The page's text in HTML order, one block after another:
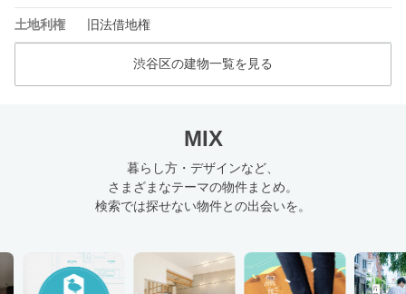
土地利権 旧法借地権
渋谷区の建物一覧を見る
MIX
暮らし方・デザインなど、
さまざまなテーマの物件まとめ。
検索では探せない物件との出会いを。